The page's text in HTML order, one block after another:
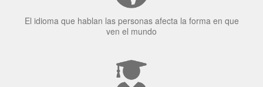
El idioma que hablan las personas afecta la forma en que
ven el mundo